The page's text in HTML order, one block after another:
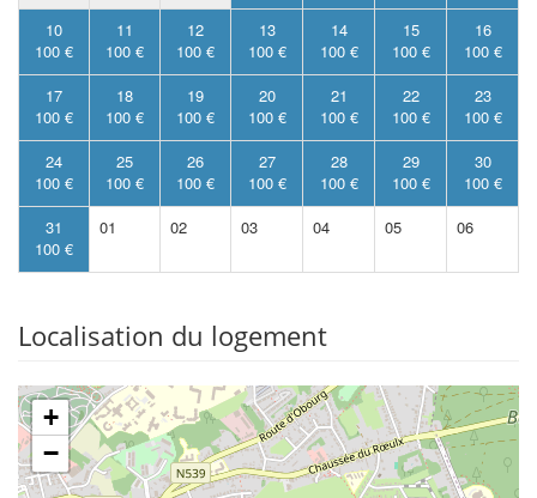
10
100 €
11
100 €
12
100 €
13
100 €
14
100 €
15
100 €
16
100 €
17
100 €
18
100 €
19
100 €
20
100 €
21
100 €
22
100 €
23
100 €
24
100 €
25
100 €
26
100 €
27
100 €
28
100 €
29
100 €
30
100 €
31
100 €
01 02 03 04 05 06
Localisation du logement
+
−